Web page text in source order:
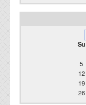
Su
5
12
19
26